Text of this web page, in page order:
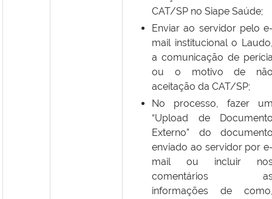
CAT/SP no Siape Saúde;
Enviar ao servidor pelo
mail institucional o
a comunicação de
ou o motivo de
aceitação da CAT/SP;
No processo, fazer
“Upload de
Externo” do
enviado ao servidor por
mail ou incluir
comentários
informações de